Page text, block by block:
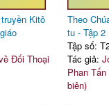
Kitô
Đối Thoại
Theo
tu - Tập 2
Tập số:
Tác giả:
Phan
biên)